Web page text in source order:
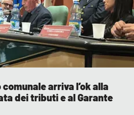
arriva l’ok alla
dei tributi e al Garante